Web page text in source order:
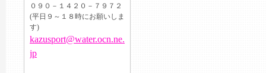
０９０－１４２０－７９７２
(平日９～１８時にお願いしま
す)
kazusport@water.ocn.ne.
jp